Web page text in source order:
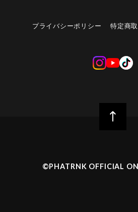
プライバシーポリシー 特定商
©︎PHATRNK OFFICIAL